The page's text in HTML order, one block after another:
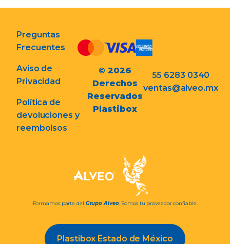
Preguntas
Frecuentes
Aviso de
Privacidad
Política de
devoluciones y
reembolsos
© 2026
Derechos
Reservados
Plastibox
55 6283 0340
ventas@alveo.mx
Formamos parte del Grupo Alveo. Somos tu proveedor confiable.
Plastibox Estado de México